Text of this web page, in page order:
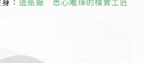
： 造紙廠 悉心雕琢的樸實工匠